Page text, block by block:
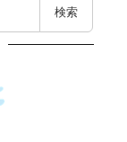
検索